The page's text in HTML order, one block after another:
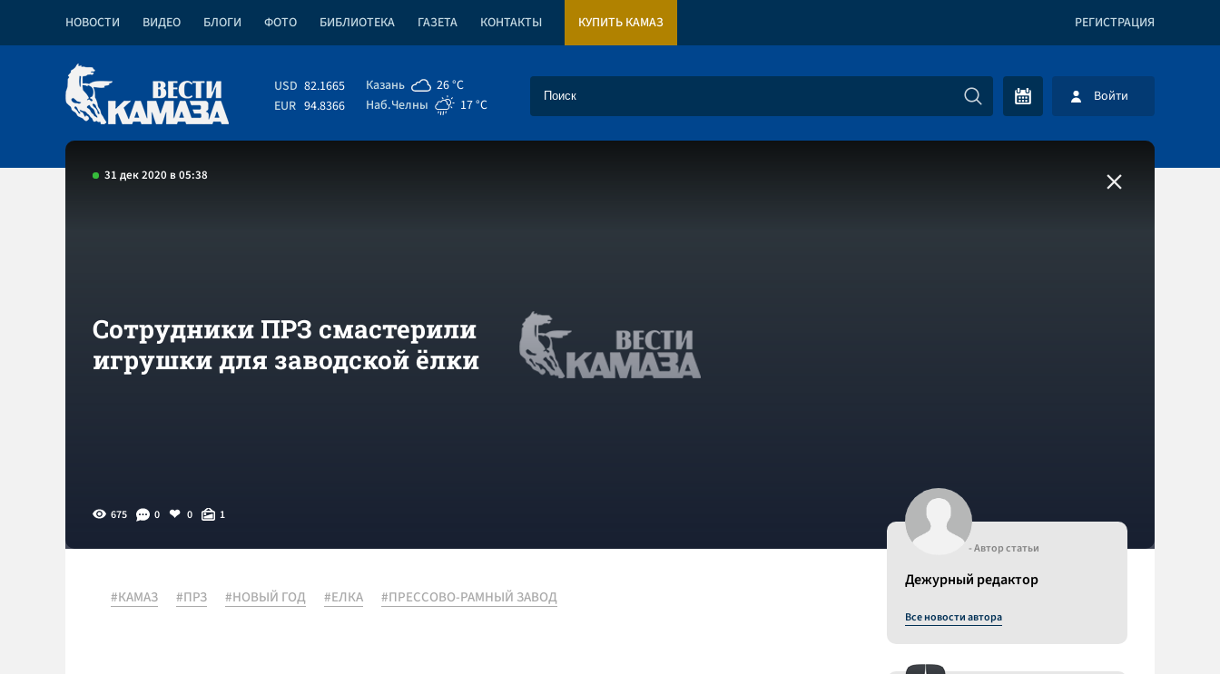
НОВОСТИ ВИДЕО БЛОГИ ФОТО БИБЛИОТЕКА ГАЗЕТА КОНТАКТЫ КУПИТЬ КАМАЗ РЕГИСТРАЦИЯ
USD 82.1665
EUR 94.8366
Казань
26 °C
Наб.Челны
17 °C Войти
31 дек 2020 в 05:38
Сотрудники ПРЗ смастерили
игрушки для заводской ёлки
675 0 0 1
#КАМАЗ #ПРЗ #НОВЫЙ ГОД #ЕЛКА #ПРЕССОВО-РАМНЫЙ ЗАВОД
- Автор статьи
Дежурный редактор
Все новости автора